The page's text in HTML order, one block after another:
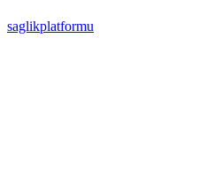
saglikplatformu